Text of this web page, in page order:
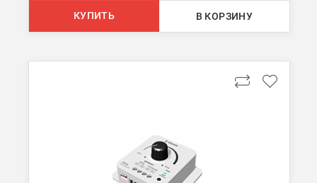
КУПИТЬ В КОРЗИНУ